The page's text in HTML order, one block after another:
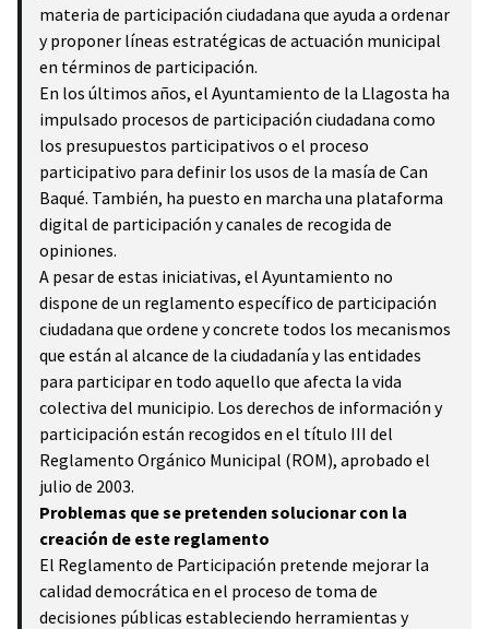
materia de participación ciudadana que ayuda a ordenar
y proponer líneas estratégicas de actuación municipal
en términos de participación.
En los últimos años, el Ayuntamiento de la Llagosta ha
impulsado procesos de participación ciudadana como
los presupuestos participativos o el proceso
participativo para definir los usos de la masía de Can
Baqué. También, ha puesto en marcha una plataforma
digital de participación y canales de recogida de
opiniones.
A pesar de estas iniciativas, el Ayuntamiento no
dispone de un reglamento específico de participación
ciudadana que ordene y concrete todos los mecanismos
que están al alcance de la ciudadanía y las entidades
para participar en todo aquello que afecta la vida
colectiva del municipio. Los derechos de información y
participación están recogidos en el título III del
Reglamento Orgánico Municipal (ROM), aprobado el
julio de 2003.
Problemas que se pretenden solucionar con la
creación de este reglamento
El Reglamento de Participación pretende mejorar la
calidad democrática en el proceso de toma de
decisiones públicas estableciendo herramientas y